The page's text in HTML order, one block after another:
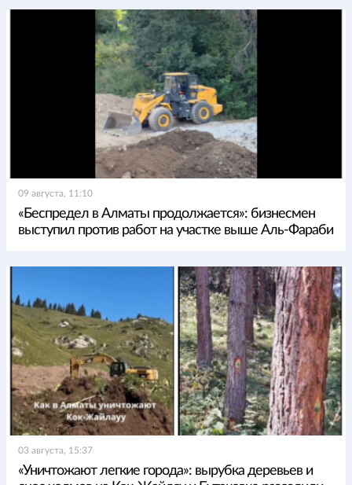
09 августа, 11:10
«Беспредел в Алматы продолжается»: бизнесмен
выступил против работ на участке выше Аль-Фараби
03 августа, 15:37
«Уничтожают легкие города»: вырубка деревьев и